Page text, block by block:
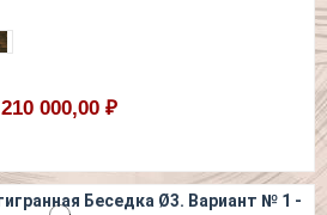
210 000,00 ₽